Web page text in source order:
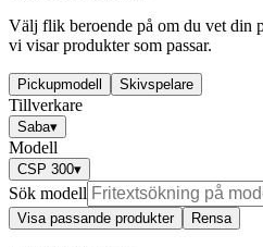
Välj flik beroende på om du vet din
vi visar produkter som passar.
Pickupmodell Skivspelare
Tillverkare
Saba▾
Modell
CSP 300▾
Sök modell
Visa passande produkter Rensa